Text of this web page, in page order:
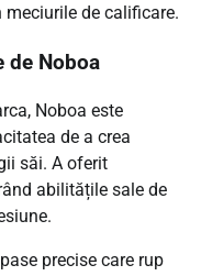
de calificare.
de Noboa
Noboa este
de a crea
săi. A oferit
abilitățile sale de
precise care rup